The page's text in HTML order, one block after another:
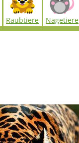
Raubtiere Nagetiere